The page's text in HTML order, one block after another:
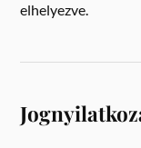
elhelyezve.